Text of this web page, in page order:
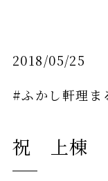
2018/05/25
#ふかし軒理ま
祝 上棟